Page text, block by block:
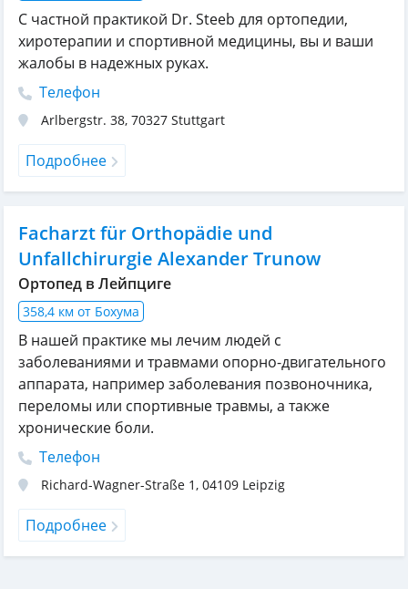
С частной практикой Dr. Steeb для ортопедии,
хиротерапии и спортивной медицины, вы и ваши
жалобы в надежных руках.
Телефон
Arlbergstr. 38, 70327 Stuttgart
Подробнее
Facharzt für Orthopädie und
Unfallchirurgie Alexander Trunow
Ортопед в Лейпциге
358,4 км от Бохума
В нашей практике мы лечим людей с
заболеваниями и травмами опорно-двигательного
аппарата, например заболевания позвоночника,
переломы или спортивные травмы, а также
хронические боли.
Телефон
Richard-Wagner-Straße 1, 04109 Leipzig
Подробнее